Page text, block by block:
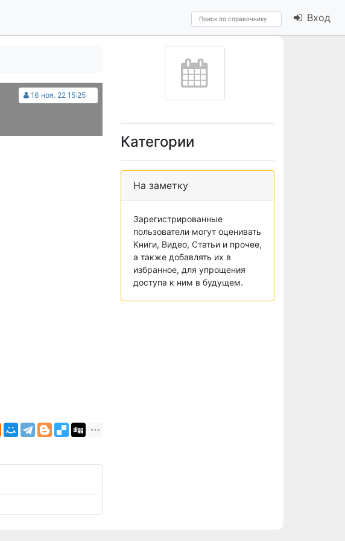
Вход
16 ноя. 22 15:25
Категории
На заметку
Зарегистрированные
пользователи могут оценивать
Книги, Видео, Статьи и прочее,
а также добавлять их в
избранное, для упрощения
доступа к ним в будущем.